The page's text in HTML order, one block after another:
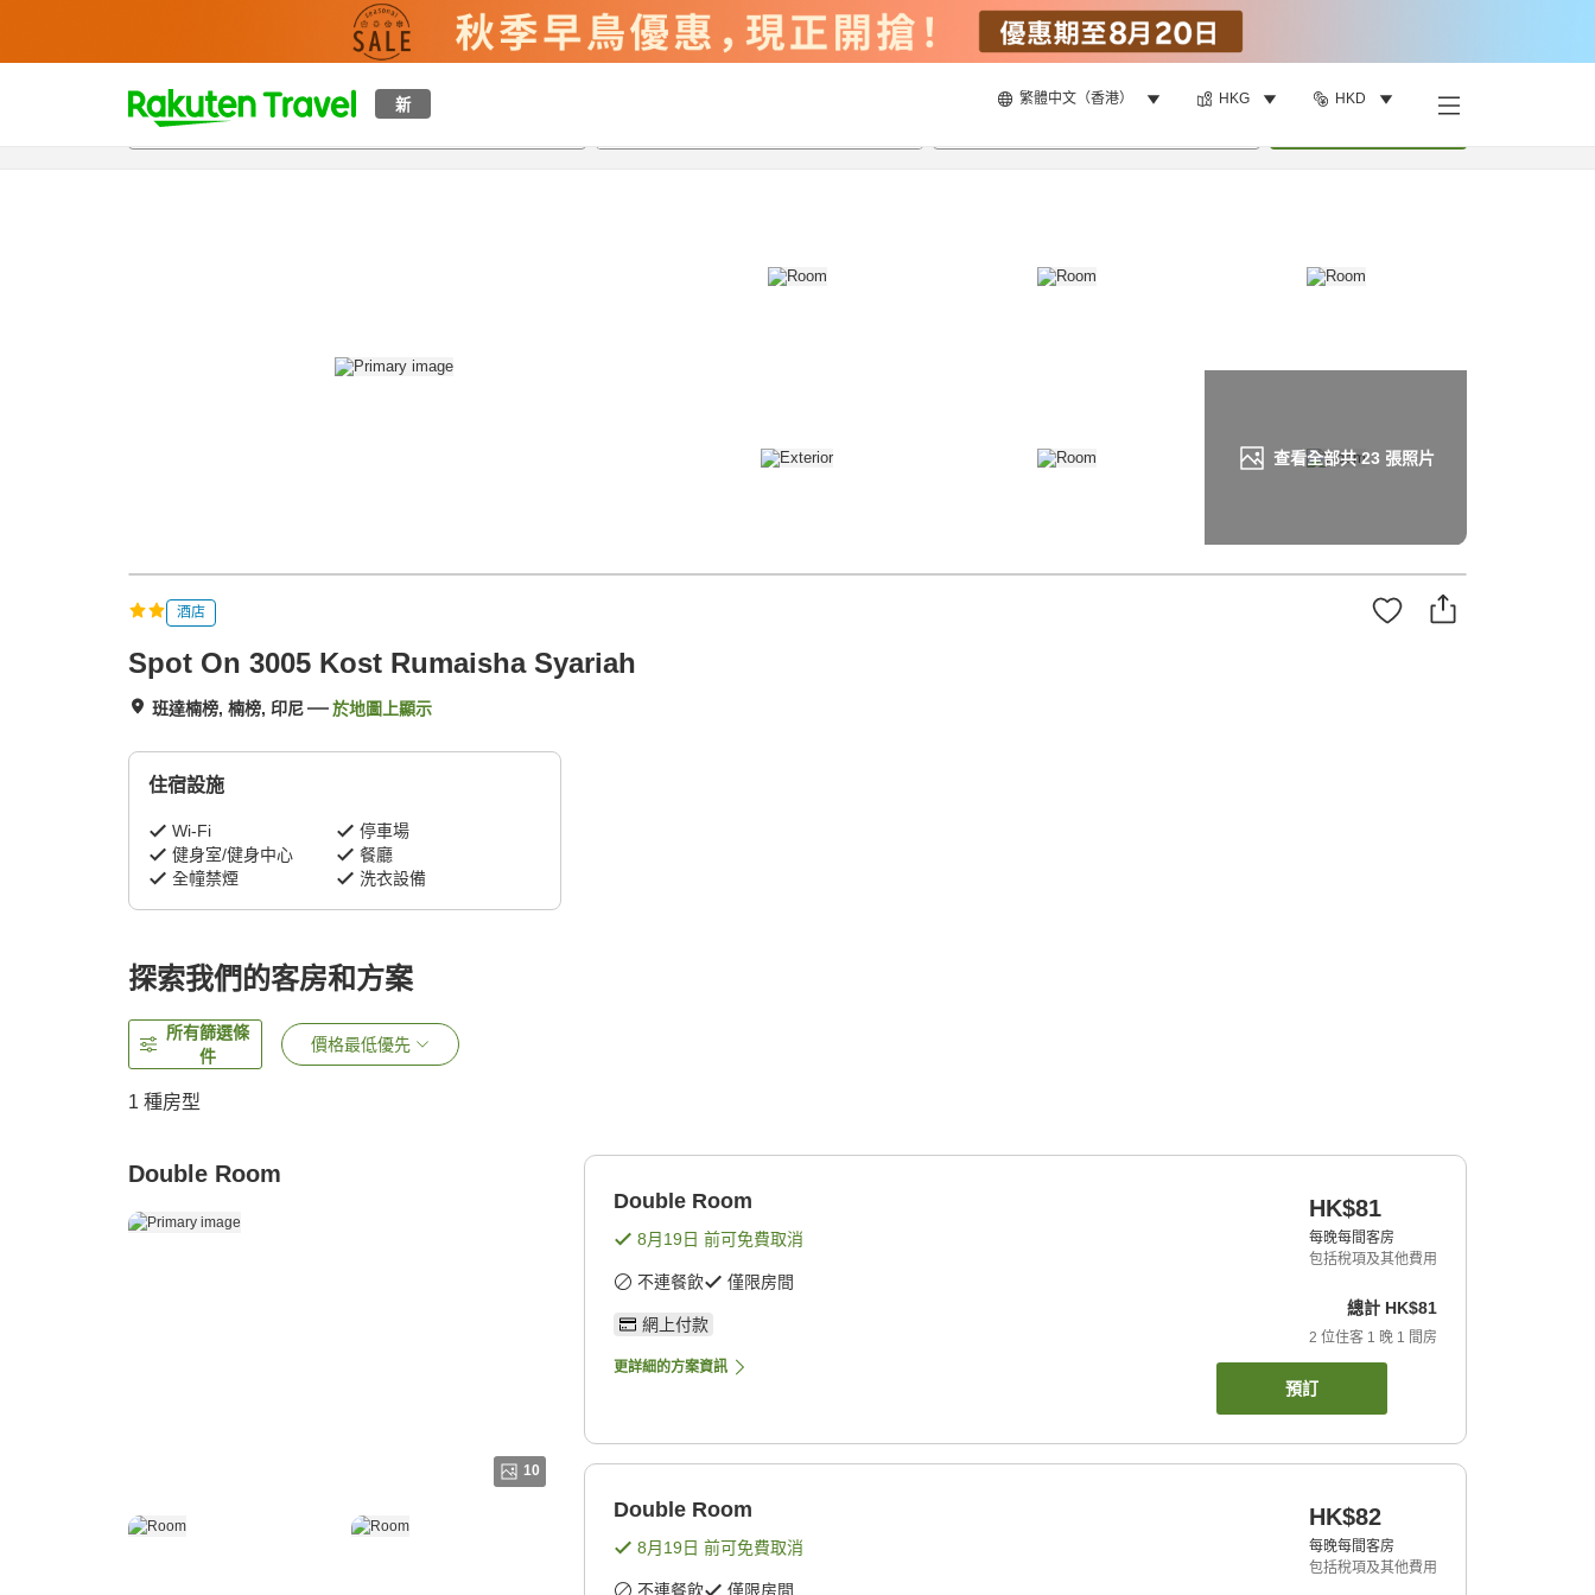
新 繁體中文（香港） HKG HKD
t
p
查看全部共23張照片
概覽房間及住宿方案 評價設施
酒店
Spot On 3005 Kost Rumaisha Syariah
班達楠榜, 楠榜, 印尼 於地圖上顯示
住宿設施
Wi-Fi
停車場
健身室/健身中心
餐廳
全幢禁煙
洗衣設備
探索我們的客房和方案
所有篩選條
件
價格最低優先
1 種房型
Double Room
10
Double Room
8月19日 前可免費取消
不連餐飲 僅限房間
網上付款
更詳細的方案資訊
HK$81
每晚每間客房
包括稅項及其他費用
總計 HK$81
2 位住客 1 晚 1 間房
預訂
Double Room
8月19日 前可免費取消
不連餐飲 僅限房間
HK$82
每晚每間客房
包括稅項及其他費用